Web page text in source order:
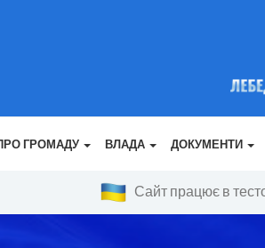
ГРОМАДУ ВЛАДА ДОКУМЕНТИ
Сайт працює в